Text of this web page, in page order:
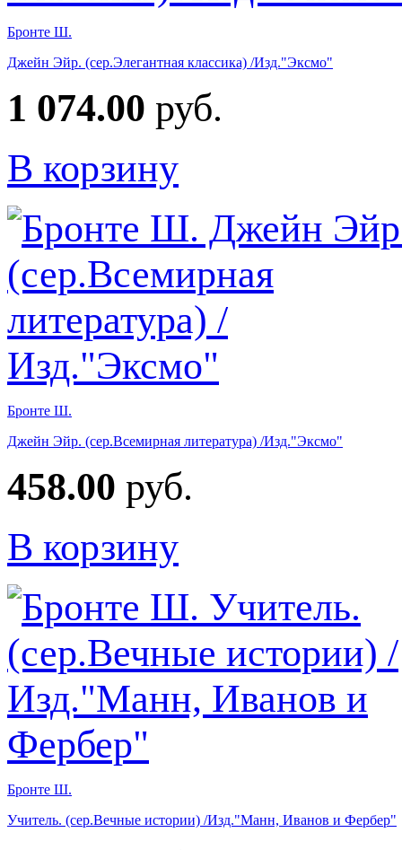
Бронте Ш.
Джейн Эйр. (сер.Элегантная классика) /Изд."Эксмо"
1 074.00 руб.
В корзину
Бронте Ш.
Джейн Эйр. (сер.Всемирная литература) /Изд."Эксмо"
458.00 руб.
В корзину
Бронте Ш.
Учитель. (сер.Вечные истории) /Изд."Манн, Иванов и Фербер"